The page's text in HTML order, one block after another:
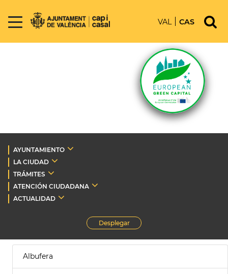
VAL CAS
AYUNTAMIENTO
LA CIUDAD
TRÁMITES
ATENCIÓN CIUDADANA
ACTUALIDAD
Desplegar
Albufera